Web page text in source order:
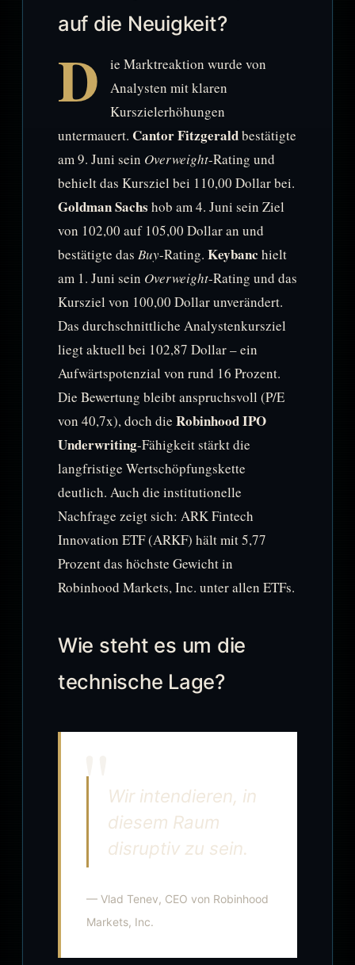
auf die Neuigkeit?
D
ie Marktreaktion wurde von
Analysten mit klaren
Kurszielerhöhungen
untermauert. Cantor Fitzgeraldbestätigte
am 9. Juni sein Overweight-Rating und
behielt das Kursziel bei 110,00 Dollar bei.
Goldman Sachs hob am 4. Juni sein Ziel
von 102,00 auf 105,00 Dollar an und
bestätigte das Buy-Rating. Keybanc hielt
am 1. Juni sein Overweight-Rating und das
Kursziel von 100,00 Dollar unverändert.
Das durchschnittliche Analystenkursziel
liegt aktuell bei 102,87 Dollar – ein
Aufwärtspotenzial von rund 16 Prozent.
Die Bewertung bleibt anspruchsvoll (P/E
von 40,7x), doch die Robinhood IPO
Underwriting-Fähigkeit stärkt die
langfristige Wertschöpfungskette
deutlich. Auch die institutionelle
Nachfrage zeigt sich: ARK Fintech
Innovation ETF (ARKF) hält mit 5,77
Prozent das höchste Gewicht in
Robinhood Markets, Inc. unter allen ETFs.
Wie steht es um die
technische Lage?
Wir intendieren, in
diesem Raum
disruptiv zu sein.
— Vlad Tenev, CEO von Robinhood
Markets, Inc.